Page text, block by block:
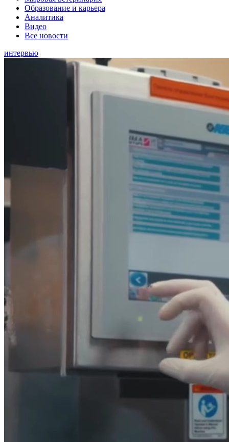
Образование и карьера
Аналитика
Видео
Все новости
интервью